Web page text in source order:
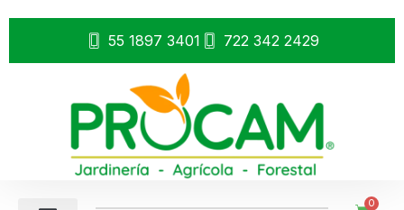
55 1897 3401 722 342 2429
0